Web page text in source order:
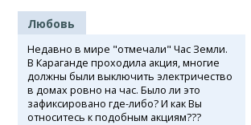
Любовь
Недавно в мире "отмечали" Час Земли.
В Караганде проходила акция, многие
должны были выключить электричество
в домах ровно на час. Было ли это
зафиксировано где-либо? И как Вы
относитесь к подобным акциям???